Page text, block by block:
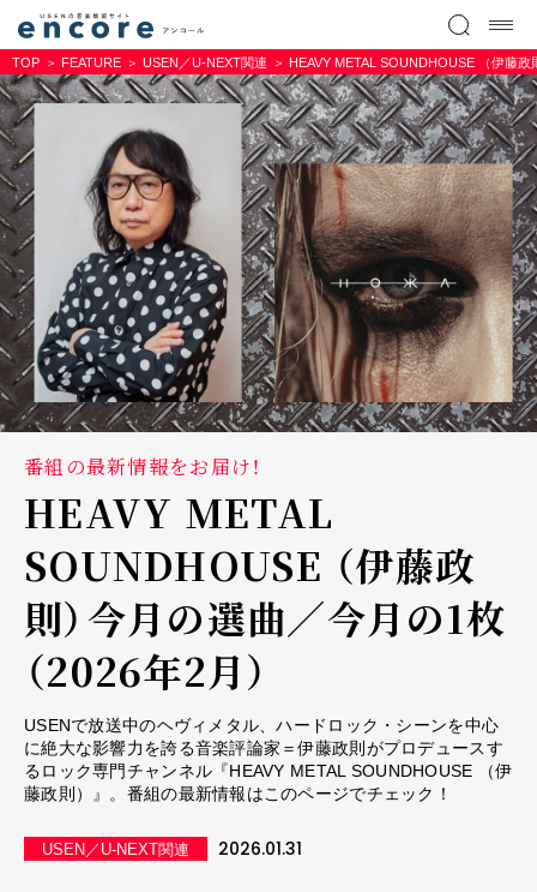
TOP FEATURE USEN／U-NEXT関連 HEAVY METAL SOUNDHOUSE （伊藤
番組の最新情報をお届け！
HEAVY METAL
SOUNDHOUSE （伊藤政
則）――今月の選曲／今月の1枚
（2026年2月）
USENで放送中のヘヴィメタル、ハードロック・シーンを中心
に絶大な影響力を誇る音楽評論家＝伊藤政則がプロデュースす
るロック専門チャンネル『HEAVY METAL SOUNDHOUSE （伊
藤政則）』。番組の最新情報はこのページでチェック！
USEN／U-NEXT関連 2026.01.31